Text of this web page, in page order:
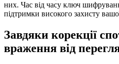
них. Час від часу ключ
підтримки високого захисту
Завдяки корекції
враження від